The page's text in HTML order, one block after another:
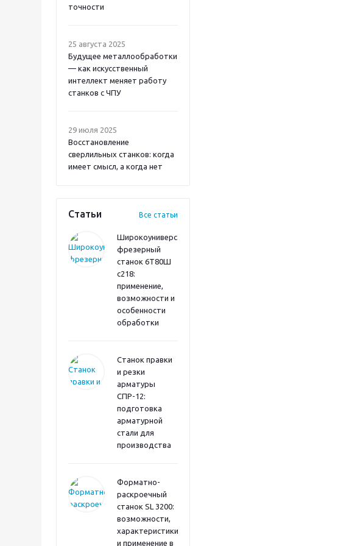
точности
25 августа 2025
Будущее металлообработки
— как искусственный
интеллект меняет работу
станков с ЧПУ
29 июля 2025
Восстановление
сверлильных станков: когда
имеет смысл, а когда нет
Статьи Все статьи
Широкоуниверсальный
фрезерный
станок 6Т80Ш
с218:
применение,
возможности и
особенности
обработки
Станок правки
и резки
арматуры
СПР-12:
подготовка
арматурной
стали для
производства
Форматно-
раскроечный
станок SL 3200:
возможности,
характеристики
и применение в